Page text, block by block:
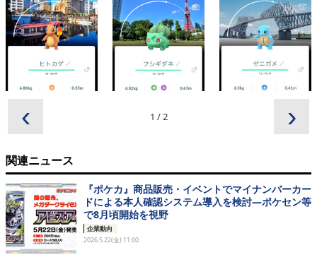
1 /2
‹ ›
関連ニュース
『ポケカ』商品販売・イベントでマイナンバーカー
ドによる本人確認システム導入を検討―ポケセン等
で8月頃開始を視野
企業動向
2026.5.22(金) 11:00